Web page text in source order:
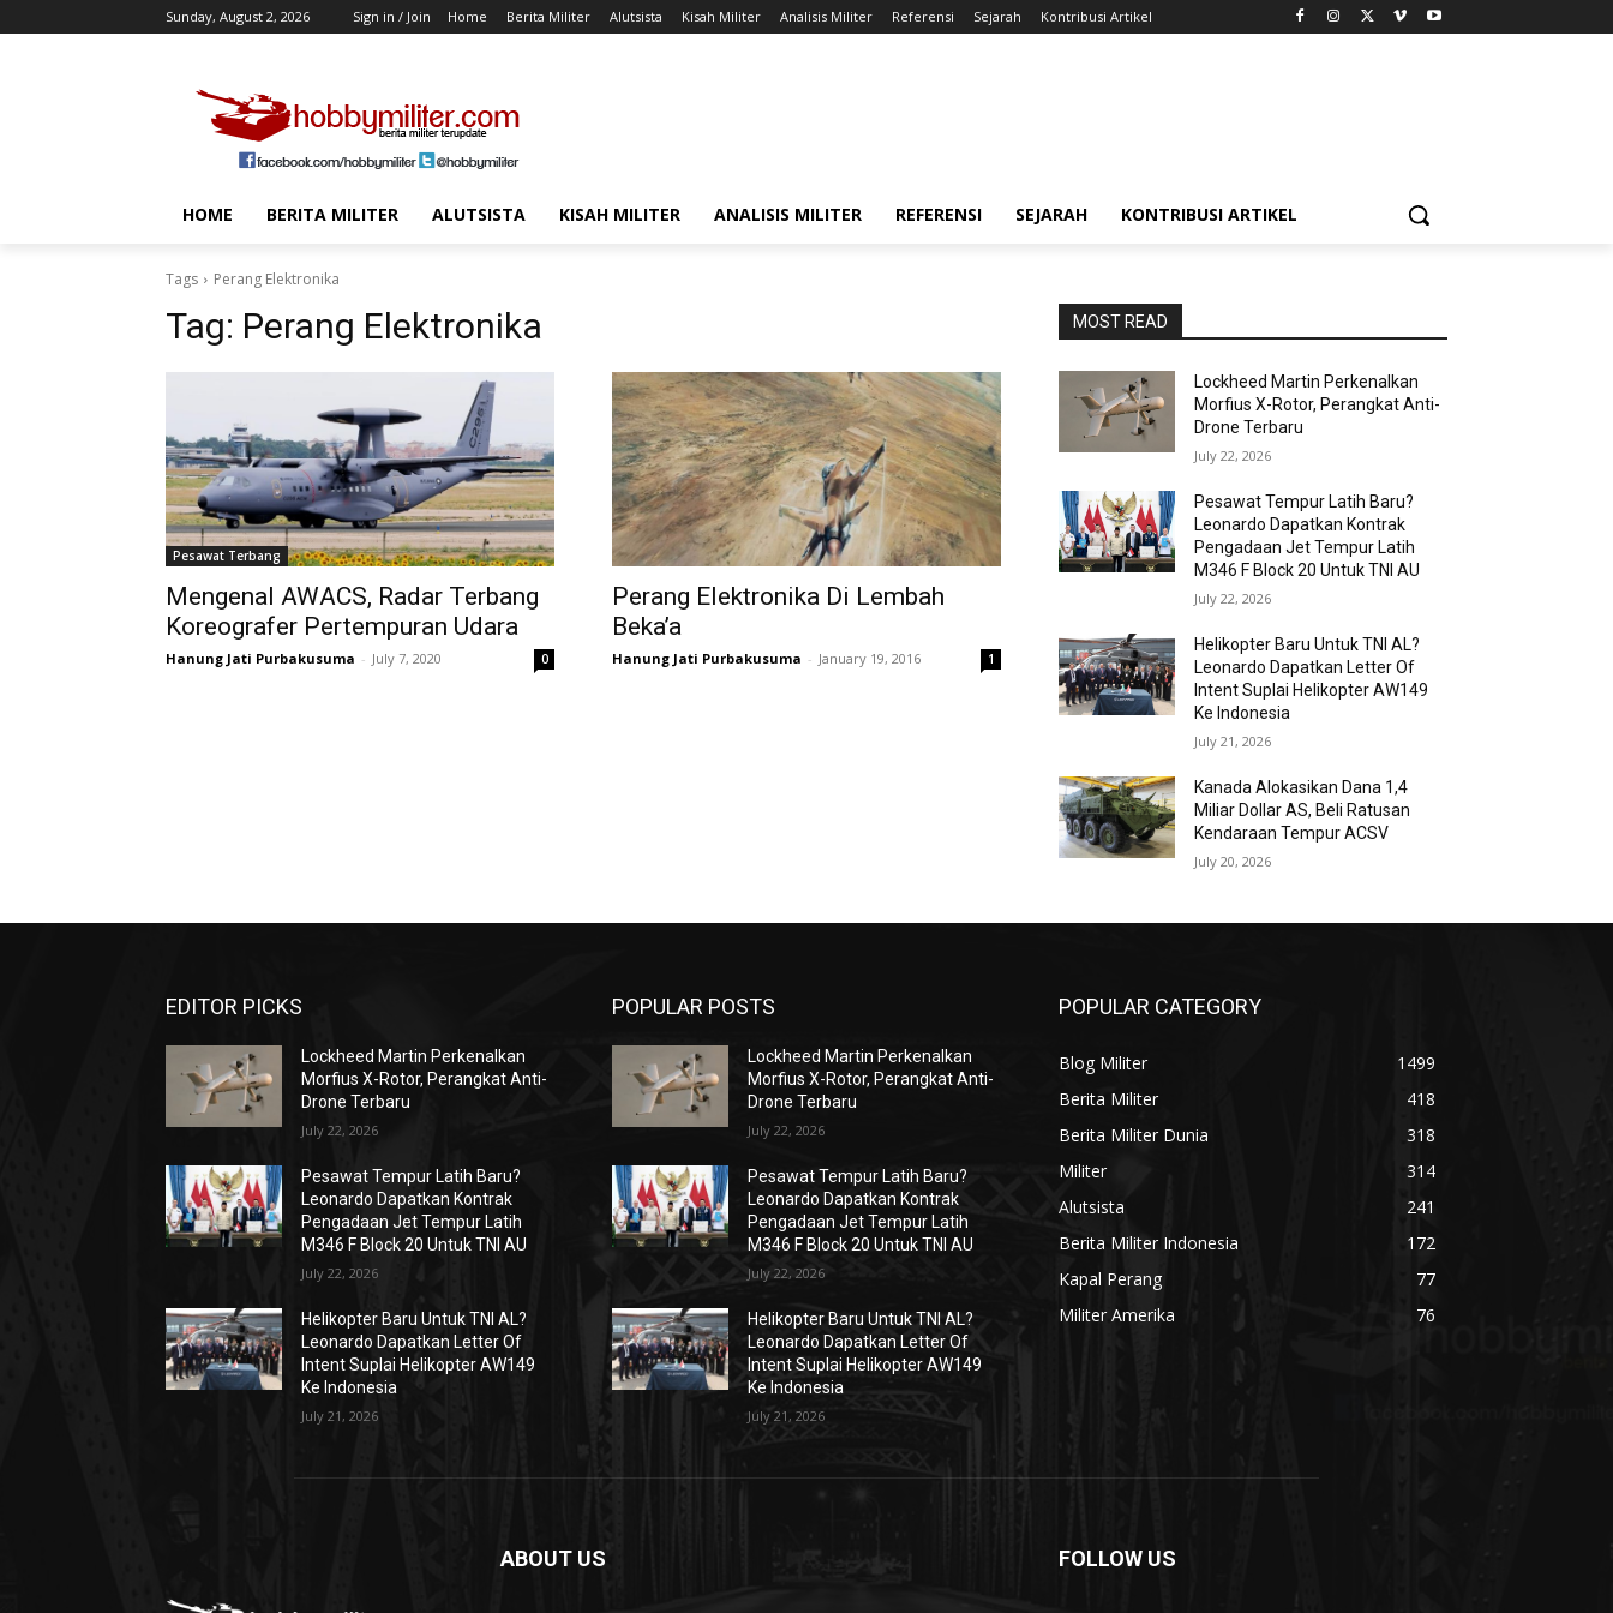
Sunday, August 2, 2026 Sign in / Join Home Berita Militer Alutsista Kisah Militer Analisis Militer Referensi Sejarah Kontribusi Artikel
HOME BERITA MILITER ALUTSISTA KISAH MILITER ANALISIS MILITER REFERENSI SEJARAH KONTRIBUSI ARTIKEL
Tags Perang Elektronika
Tag: Perang Elektronika
Pesawat Terbang
Mengenal AWACS, Radar Terbang
Koreografer Pertempuran Udara
Hanung Jati Purbakusuma - July 7, 2020 0
Perang Elektronika Di Lembah
Beka’a
Hanung Jati Purbakusuma - January 19, 2016 1
MOST READ
Lockheed Martin Perkenalkan
Morfius X-Rotor, Perangkat Anti-
Drone Terbaru
July 22, 2026
Pesawat Tempur Latih Baru?
Leonardo Dapatkan Kontrak
Pengadaan Jet Tempur Latih
M346 F Block 20 Untuk TNI AU
July 22, 2026
Helikopter Baru Untuk TNI AL?
Leonardo Dapatkan Letter Of
Intent Suplai Helikopter AW149
Ke Indonesia
July 21, 2026
Kanada Alokasikan Dana 1,4
Miliar Dollar AS, Beli Ratusan
Kendaraan Tempur ACSV
July 20, 2026
EDITOR PICKS
Lockheed Martin Perkenalkan
Morfius X-Rotor, Perangkat Anti-
Drone Terbaru
July 22, 2026
Pesawat Tempur Latih Baru?
Leonardo Dapatkan Kontrak
Pengadaan Jet Tempur Latih
M346 F Block 20 Untuk TNI AU
July 22, 2026
Helikopter Baru Untuk TNI AL?
Leonardo Dapatkan Letter Of
Intent Suplai Helikopter AW149
Ke Indonesia
July 21, 2026
POPULAR POSTS
Lockheed Martin Perkenalkan
Morfius X-Rotor, Perangkat Anti-
Drone Terbaru
July 22, 2026
Pesawat Tempur Latih Baru?
Leonardo Dapatkan Kontrak
Pengadaan Jet Tempur Latih
M346 F Block 20 Untuk TNI AU
July 22, 2026
Helikopter Baru Untuk TNI AL?
Leonardo Dapatkan Letter Of
Intent Suplai Helikopter AW149
Ke Indonesia
July 21, 2026
POPULAR CATEGORY
Blog Militer
1499
Berita Militer
418
Berita Militer Dunia
318
Militer
314
Alutsista
241
Berita Militer Indonesia
172
Kapal Perang
77
Militer Amerika
76
ABOUT US FOLLOW US